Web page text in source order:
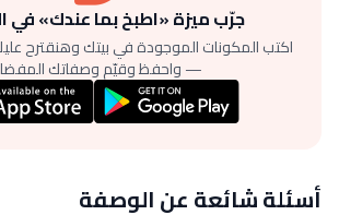
جرّب ميزة «اطبخ بما عندك» في
اكتب المكونات الموجودة في بيتك وهنقترح
— واحفظ وقيّم وصفاتك
أسئلة شائعة عن الوصفة